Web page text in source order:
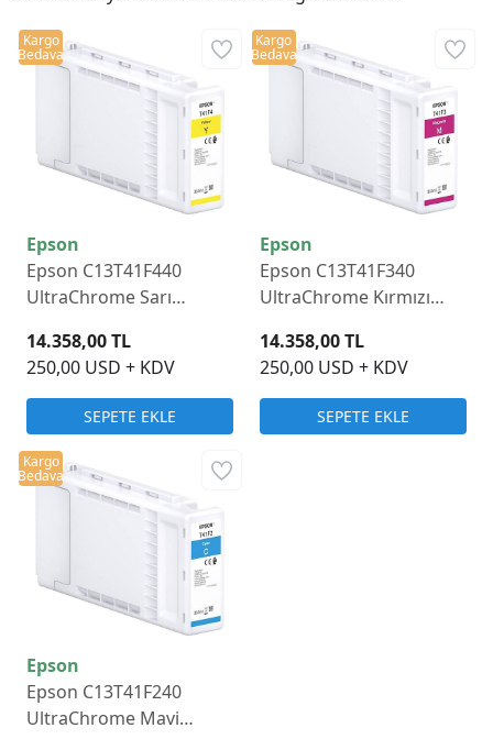
Epson
Epson C13T41F440
UltraChrome Sarı
250,00 USD + KDV
14.358,00 TL
SEPETE EKLE
Kargo
Bedava
Epson
Epson C13T41F340
UltraChrome Kırmızı
250,00 USD + KDV
14.358,00 TL
SEPETE EKLE
Kargo
Bedava
Epson
Epson C13T41F240
UltraChrome Mavi
Kargo
Bedava